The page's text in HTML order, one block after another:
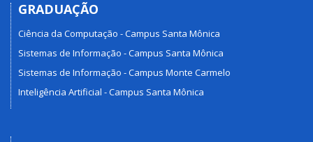
GRADUAÇÃO
Ciência da Computação - Campus Santa Mônica
Sistemas de Informação - Campus Santa Mônica
Sistemas de Informação - Campus Monte Carmelo
Inteligência Artificial - Campus Santa Mônica